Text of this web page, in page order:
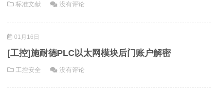
标准文献 没有评论
01月16日
[工控]施耐德PLC以太网模块后门账户解密
工控安全 没有评论